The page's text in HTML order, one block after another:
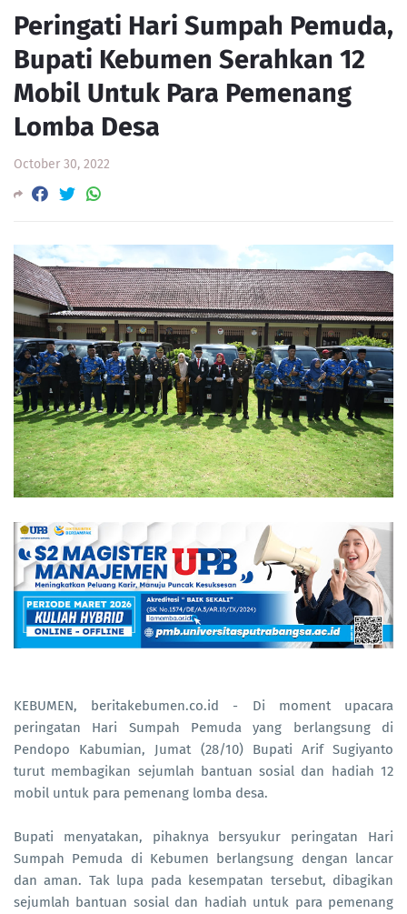
Peringati Hari Sumpah Pemuda,
Bupati Kebumen Serahkan 12
Mobil Untuk Para Pemenang
Lomba Desa
October 30, 2022
KEBUMEN, beritakebumen.co.id - Di moment upacara
peringatan Hari Sumpah Pemuda yang berlangsung di
Pendopo Kabumian, Jumat (28/10) Bupati Arif Sugiyanto
turut membagikan sejumlah bantuan sosial dan hadiah 12
mobil untuk para pemenang lomba desa.
Bupati menyatakan, pihaknya bersyukur peringatan Hari
Sumpah Pemuda di Kebumen berlangsung dengan lancar
dan aman. Tak lupa pada kesempatan tersebut, dibagikan
sejumlah bantuan sosial dan hadiah untuk para pemenang